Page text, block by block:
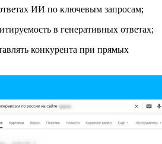
ИИ по ключевым запросам;
в генеративных ответах;
конкурента при прямых